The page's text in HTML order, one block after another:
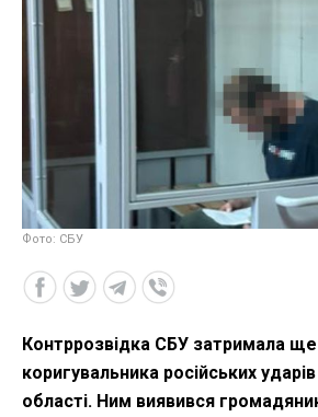
Фото: СБУ
Контррозвідка СБУ затримала
коригувальника російських
області. Ним виявився